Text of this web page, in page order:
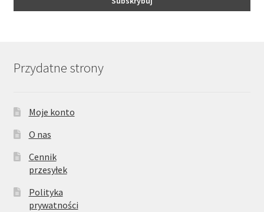
Przydatne strony
Moje konto
O nas
Cennik
przesyłek
Polityka
prywatności